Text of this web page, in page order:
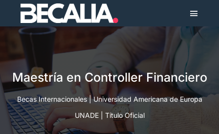
Skip
to
contentMaestrías
Cursos
Maestría en Controller Financiero
Becas Internacionales | Universidad Americana de Europa
UNADE | Título Oficial